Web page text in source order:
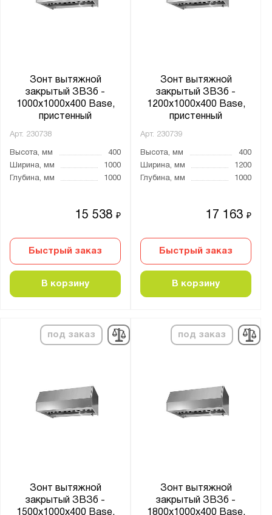
Зонт вытяжной
закрытый ЗВЗб -
1000x1000x400 Base,
пристенный
Арт. 230738
Высота, мм
400
Ширина, мм
1000
Глубина, мм
1000
15 538₽
Быстрый заказ
В корзину
Зонт вытяжной
закрытый ЗВЗб -
1200x1000x400 Base,
пристенный
Арт. 230739
Высота, мм
400
Ширина, мм
1200
Глубина, мм
1000
17 163₽
Быстрый заказ
В корзину
под заказ
Зонт вытяжной
закрытый ЗВЗб -
1500x1000x400 Base,
под заказ
Зонт вытяжной
закрытый ЗВЗб -
1800x1000x400 Base,